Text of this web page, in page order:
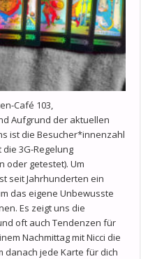
Café 103,
Aufgrund der aktuellen
ist die Besucher*innenzahl
die 3G-Regelung
oder getestet). Um
seit Jahrhunderten ein
das eigene Unbewusste
Es zeigt uns die
oft auch Tendenzen für
Nachmittag mit Nicci die
danach jede Karte für dich